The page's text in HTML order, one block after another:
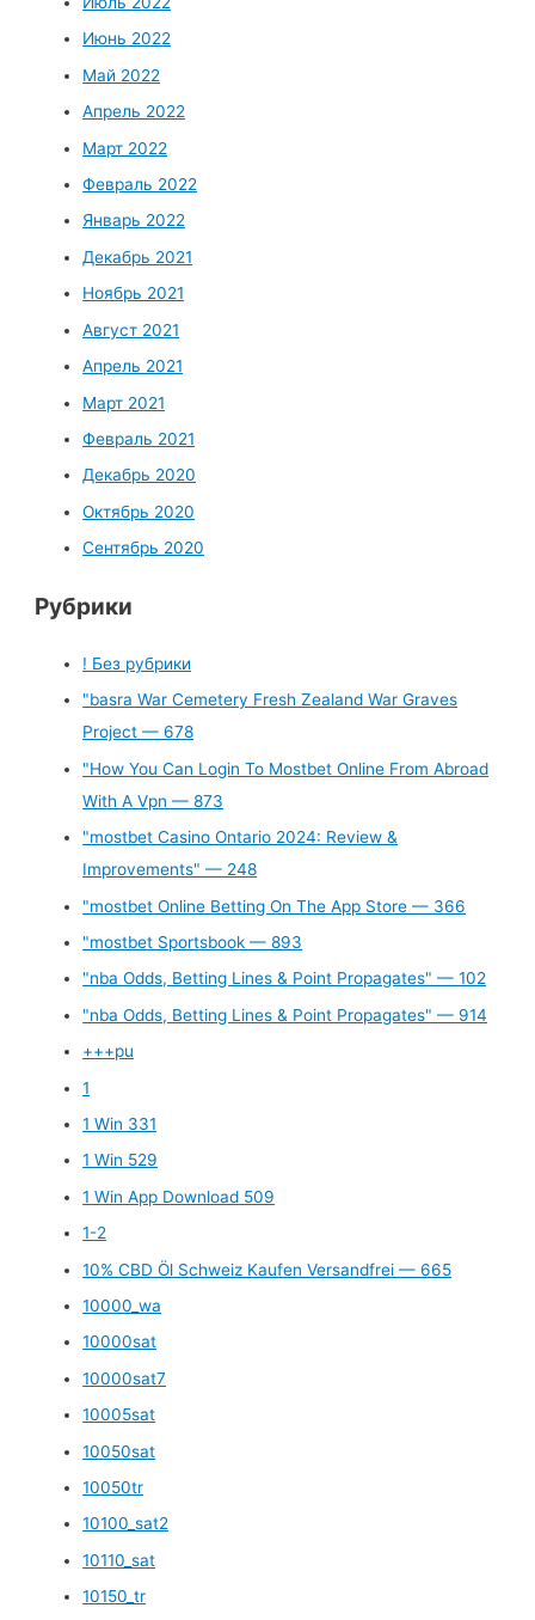
Июнь 2022
Май 2022
Апрель 2022
Март 2022
Февраль 2022
Январь 2022
Декабрь 2021
Ноябрь 2021
Август 2021
Апрель 2021
Март 2021
Февраль 2021
Декабрь 2020
Октябрь 2020
Сентябрь 2020
Рубрики
! Без рубрики
"basra War Cemetery Fresh Zealand War Graves
Project — 678
"How You Can Login To Mostbet Online From Abroad
With A Vpn — 873
"mostbet Casino Ontario 2024: Review &
Improvements" — 248
"‎mostbet Online Betting On The App Store — 366
"mostbet Sportsbook — 893
"nba Odds, Betting Lines & Point Propagates" — 102
"nba Odds, Betting Lines & Point Propagates" — 914
+++pu
1
1 Win 331
1 Win 529
1 Win App Download 509
1-2
10% CBD Öl Schweiz Kaufen Versandfrei — 665
10000_wa
10000sat
10000sat7
10005sat
10050sat
10050tr
10100_sat2
10110_sat
10150_tr